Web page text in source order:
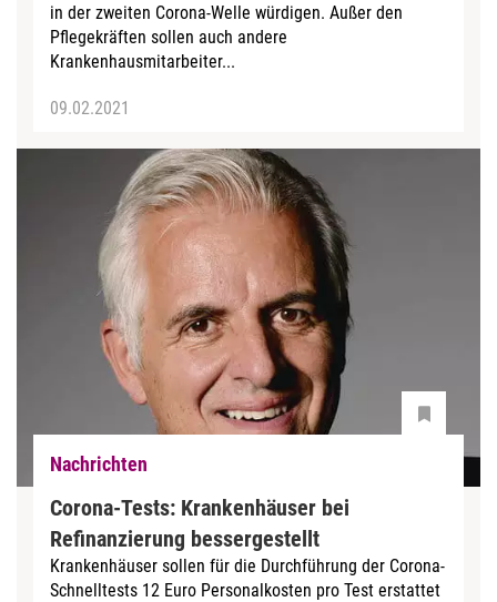
in der zweiten Corona-Welle würdigen. Außer den
Pflegekräften sollen auch andere
Krankenhausmitarbeiter...
09.02.2021
Nachrichten
Corona-Tests: Krankenhäuser bei
Refinanzierung bessergestellt
Krankenhäuser sollen für die Durchführung der Corona-
Schnelltests 12 Euro Personalkosten pro Test erstattet